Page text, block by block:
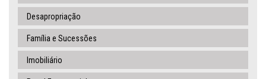
Desapropriação
Família e Sucessões
Imobiliário